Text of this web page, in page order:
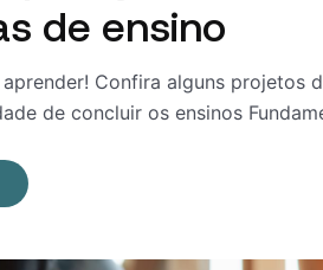
de ensino
Confira alguns projetos
de concluir os ensinos